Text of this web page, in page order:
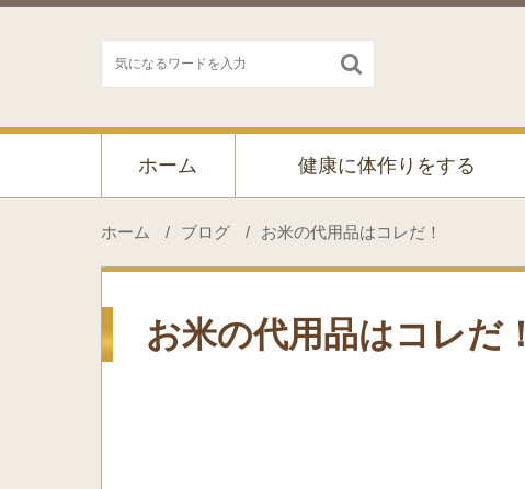

ホーム 健康に体作りをする
ホーム / ブログ / お米の代用品はコレだ！
お米の代用品はコレだ！